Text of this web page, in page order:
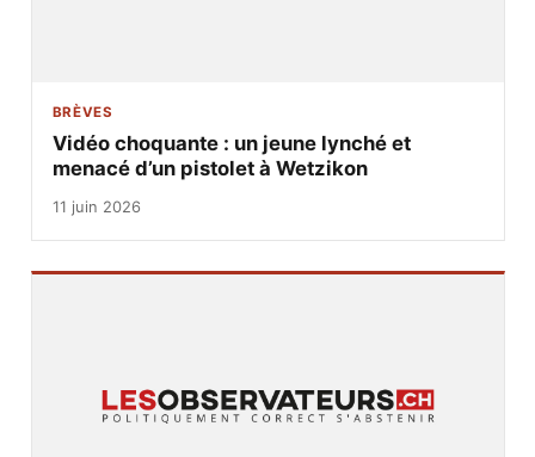
BRÈVES
Vidéo choquante : un jeune lynché et
menacé d’un pistolet à Wetzikon
11 juin 2026